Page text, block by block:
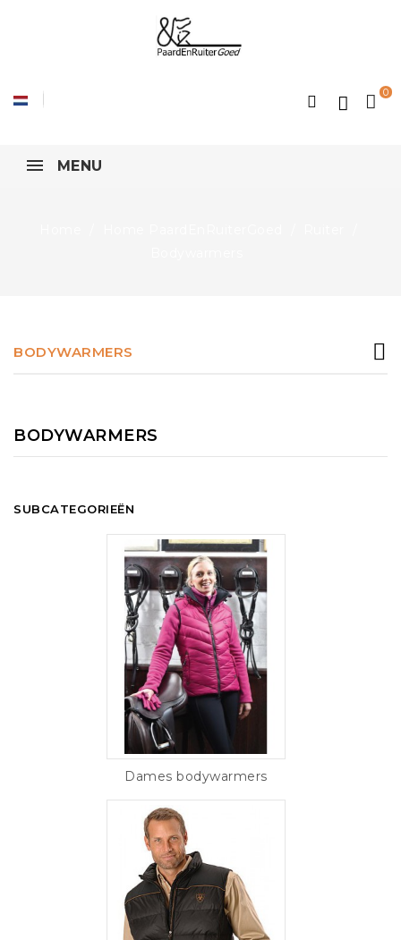
0
MENU
BODYWARMERS
BODYWARMERS
SUBCATEGORIEËN
Dames bodywarmers